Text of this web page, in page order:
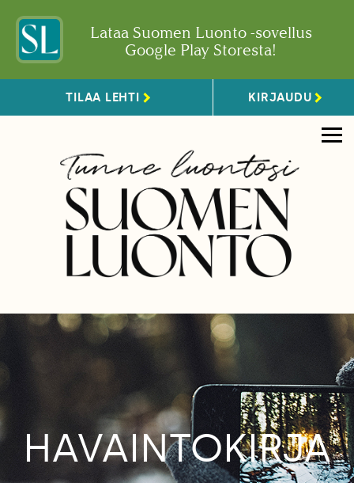
Lataa Suomen Luonto -sovellus
Google Play Storesta!
TILAA LEHTI KIRJAUDU
HAVAINTOKIRJA